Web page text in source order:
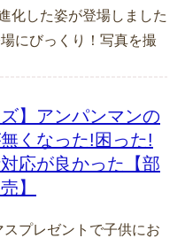
化した姿が登場しました
にびっくり！写真を撮
ズ】アンパンマンの
くなった!困った!
応が良かった【部
】
プレゼントで子供にお